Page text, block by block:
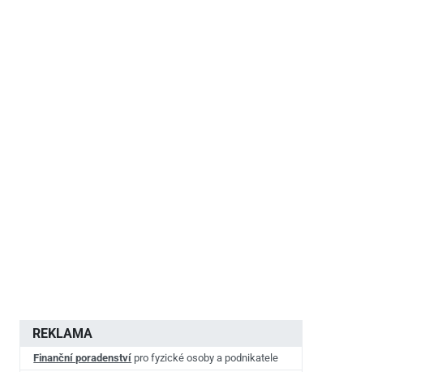
REKLAMA
Finanční poradenství pro fyzické osoby a podnikatele